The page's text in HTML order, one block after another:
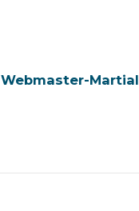
Webmaster-Martial